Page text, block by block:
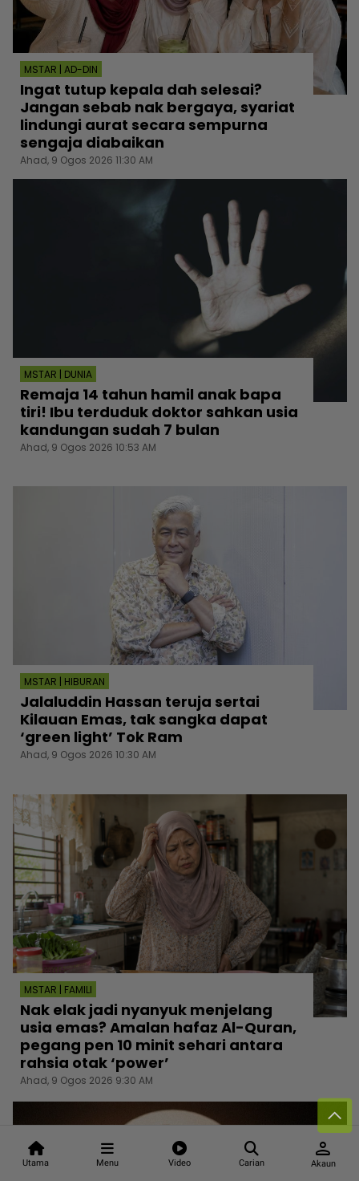
Utama Menu Video Carian
person
Akaun
MSTAR | AD-DIN
Ingat tutup kepala dah selesai?
Jangan sebab nak bergaya, syariat
lindungi aurat secara sempurna
sengaja diabaikan
Ahad, 9 Ogos 2026 11:30 AM
MSTAR | DUNIA
Remaja 14 tahun hamil anak bapa
tiri! Ibu terduduk doktor sahkan usia
kandungan sudah 7 bulan
Ahad, 9 Ogos 2026 10:53 AM
MSTAR | HIBURAN
Jalaluddin Hassan teruja sertai
Kilauan Emas, tak sangka dapat
‘green light’ Tok Ram
Ahad, 9 Ogos 2026 10:30 AM
MSTAR | FAMILI
Nak elak jadi nyanyuk menjelang
usia emas? Amalan hafaz Al-Quran,
pegang pen 10 minit sehari antara
rahsia otak ‘power’
Ahad, 9 Ogos 2026 9:30 AM